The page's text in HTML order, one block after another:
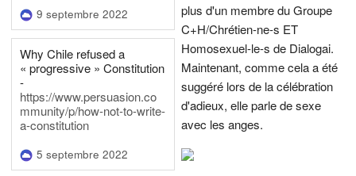
9 septembre 2022
Why Chile refused a
« progressive » Constitution
-
https://www.persuasion.co
mmunity/p/how-not-to-write-
a-constitution
5 septembre 2022
plus d'un membre du Groupe
C+H/Chrétien-ne-s ET
Homosexuel-le-s de Dialogai.
Maintenant, comme cela a été
suggéré lors de la célébration
d'adieux, elle parle de sexe
avec les anges.